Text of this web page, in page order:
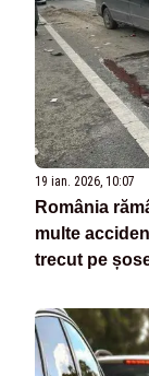
19 ian. 2026, 10:07
România
multe
trecut pe